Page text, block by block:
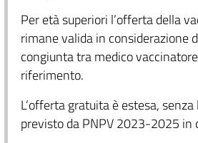
Per età superiori l’offerta della
rimane valida in considerazione
congiunta tra medico
riferimento.
L’offerta gratuita è estesa,
previsto da PNPV 2023-2025 in